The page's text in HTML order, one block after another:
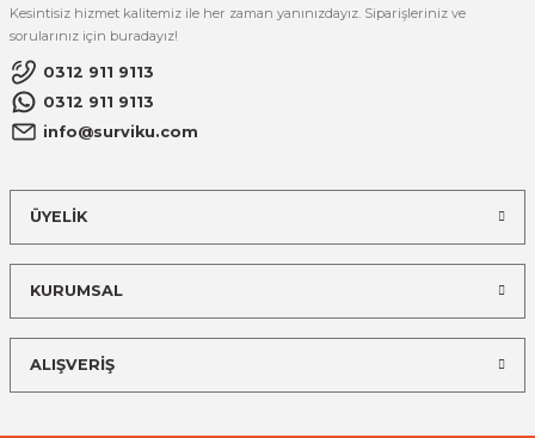
Kesintisiz hizmet kalitemiz ile her zaman yanınızdayız. Siparişleriniz ve
sorularınız için buradayız!
0312 911 9113
0312 911 9113
info@surviku.com
ÜYELİK
KURUMSAL
ALIŞVERİŞ